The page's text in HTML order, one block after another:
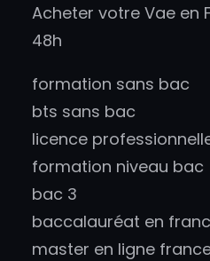
Acheter votre Vae en
48h
formation sans bac
bts sans bac
licence
formation niveau bac
bac 3
baccalauréat en
master en ligne